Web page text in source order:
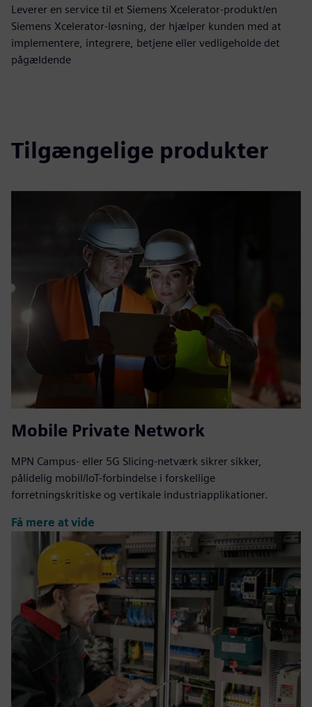
Leverer en service til et Siemens Xcelerator-produkt/en
Siemens Xcelerator-løsning, der hjælper kunden med at
implementere, integrere, betjene eller vedligeholde det
pågældende
Tilgængelige produkter
Mobile Private Network
MPN Campus- eller 5G Slicing-netværk sikrer sikker,
pålidelig mobil/IoT-forbindelse i forskellige
forretningskritiske og vertikale industriapplikationer.
Få mere at vide